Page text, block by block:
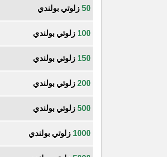
50 زلوتي بولندي
100 زلوتي بولندي
150 زلوتي بولندي
200 زلوتي بولندي
500 زلوتي بولندي
1000 زلوتي بولندي